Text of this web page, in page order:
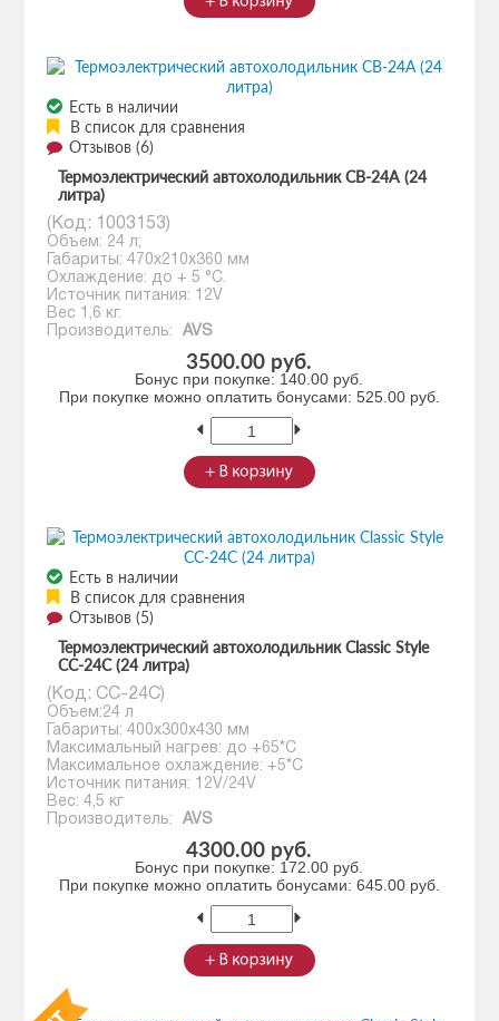
Есть в наличии
В список для сравнения
Отзывов (6)
Термоэлектрический автохолодильник CВ-24А (24
литра)
(Код: 1003153)
Объем: 24 л;
Габариты: 470х210х360 мм
Охлаждение: до + 5 °C.
Источник питания: 12V
Вес 1,6 кг.
Производитель:
AVS
3500.00 руб.
Бонус при покупке: 140.00 руб.
При покупке можно оплатить бонусами: 525.00 руб.
Есть в наличии
В список для сравнения
Отзывов (5)
Термоэлектрический автохолодильник Classic Style
CC-24C (24 литра)
(Код: CC-24C)
Объем:24 л
Габариты: 400х300х430 мм
Максимальный нагрев: до +65*С
Максимальное охлаждение: +5*С
Источник питания: 12V/24V
Вес: 4,5 кг
Производитель:
AVS
4300.00 руб.
Бонус при покупке: 172.00 руб.
При покупке можно оплатить бонусами: 645.00 руб.